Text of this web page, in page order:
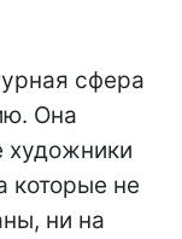
сфера
Она
художники
которые не
ни на